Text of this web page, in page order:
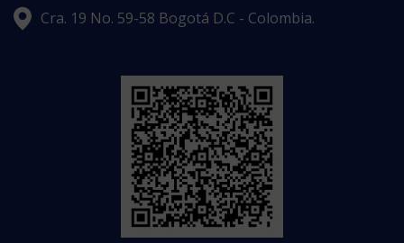
Cra. 19 No. 59-58 Bogotá D.C - Colombia.